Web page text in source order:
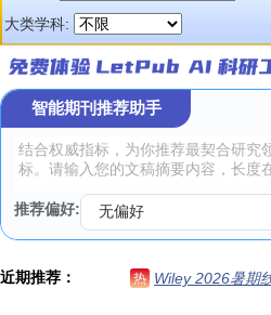
大类学科:
智能期刊推荐助手
推荐偏好:
近期推荐： 热 Wiley 2026暑期